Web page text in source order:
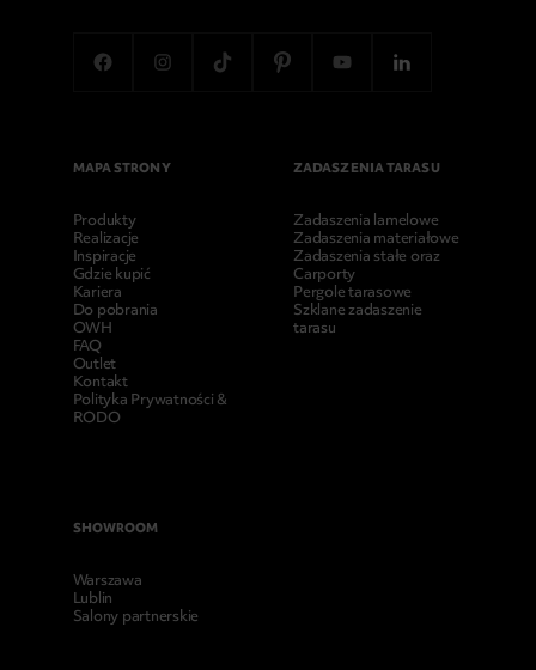
MAPA STRONY
Produkty
Realizacje
Inspiracje
Gdzie kupić
Kariera
Do pobrania
OWH
FAQ
Outlet
Kontakt
Polityka Prywatności &
RODO
ZADASZENIA TARASU
Zadaszenia lamelowe
Zadaszenia materiałowe
Zadaszenia stałe oraz
Carporty
Pergole tarasowe
Szklane zadaszenie
tarasu
SHOWROOM
Warszawa
Lublin
Salony partnerskie